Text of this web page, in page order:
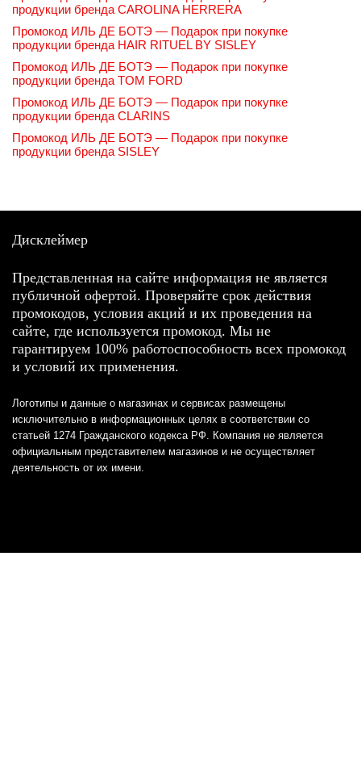
продукции бренда CAROLINA HERRERA
Промокод ИЛЬ ДЕ БОТЭ — Подарок при покупке
продукции бренда HAIR RITUEL BY SISLEY
Промокод ИЛЬ ДЕ БОТЭ — Подарок при покупке
продукции бренда TOM FORD
Промокод ИЛЬ ДЕ БОТЭ — Подарок при покупке
продукции бренда CLARINS
Промокод ИЛЬ ДЕ БОТЭ — Подарок при покупке
продукции бренда SISLEY
Дисклеймер
Представленная на сайте информация не является
публичной офертой. Проверяйте срок действия
промокодов, условия акций и их проведения на
сайте, где используется промокод. Мы не
гарантируем 100% работоспособность всех промокод
и условий их применения.
Логотипы и данные о магазинах и сервисах размещены
исключительно в информационных целях в соответствии со
статьей 1274 Гражданского кодекса РФ. Компания не является
официальным представителем магазинов и не осуществляет
деятельность от их имени.